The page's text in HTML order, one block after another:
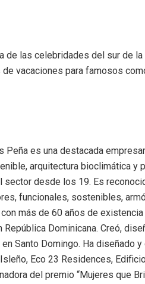
de las celebridades del sur de
vacaciones para famosos
Peña es una destacada
arquitectura bioclimática y
sector desde los 19. Es
funcionales, sostenibles,
más de 60 años de
Dominicana. Creó,
Santo Domingo. Ha diseñado
Eco 23 Residences,
del premio “Mujeres que